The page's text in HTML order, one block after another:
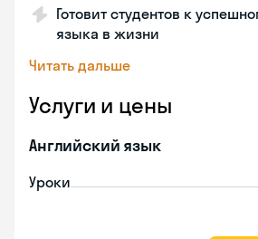
Готовит студентов к
языка в жизни
Читать дальше
Услуги и цены
Английский язык
Уроки